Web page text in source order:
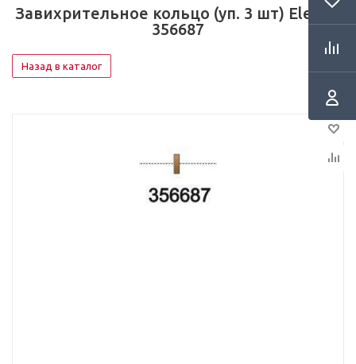
Завихрительное кольцо (уп. 3 шт) Elettro
356687
Назад в каталог